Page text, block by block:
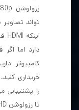
تواند
دارد اما
تا رزولوشن Full HD را پشتیبانی می کند.